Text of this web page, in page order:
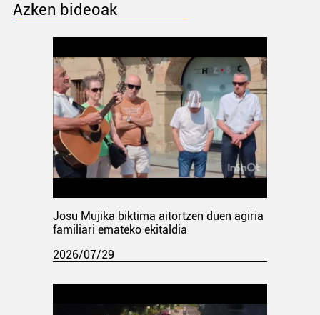
Azken bideoak
Josu Mujika biktima aitortzen duen agiria
familiari emateko ekitaldia
2026/07/29